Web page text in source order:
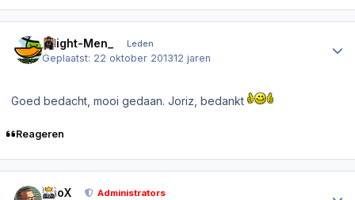
_Night-Men_ Leden
Geplaatst: 22 oktober 201312 jaren
Goed bedacht, mooi gedaan. Joriz, bedankt
Reageren
PrioX Administrators